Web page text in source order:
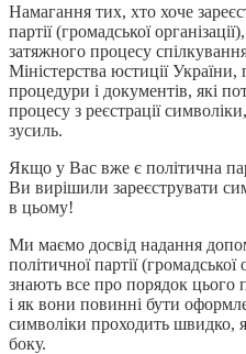
Намагання тих, хто хоче
партії (громадської
затяжного процесу
Міністерства юстиції
процедури і документів, які
процесу з реєстрації
зусиль.
Якщо у Вас вже є політична
Ви вирішили зареєструвати
в цьому!
Ми маємо досвід надання
політичної партії
знають все про порядок цього
і як вони повинні бути
символіки проходить швидко,
боку.